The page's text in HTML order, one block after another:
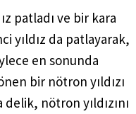
patladı ve bir kara
yıldız da patlayarak,
en sonunda
bir nötron yıldızı
nötron yıldızını